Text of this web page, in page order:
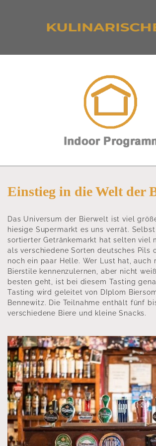
Einstieg in die Welt der
Das Universum der Bierwelt ist viel
hiesige Supermarkt es uns verrät.
sortierter Getränkemarkt hat selten viel
als verschiedene Sorten deutsches Pils
noch ein paar Helle. Wer Lust hat, auch
Bierstile kennenzulernen, aber nicht
besten geht, ist bei diesem Tasting
Tasting wird geleitet von DIplom
Bennewitz. Die Teilnahme enthält fünf
verschiedene Biere und kleine Snacks.